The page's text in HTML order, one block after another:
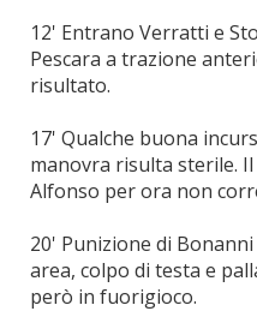
12' Entrano Verratti e
Pescara a trazione
risultato.
17' Qualche buona
manovra risulta sterile.
Alfonso per ora non
20' Punizione di
area, colpo di testa e
però in fuorigioco.